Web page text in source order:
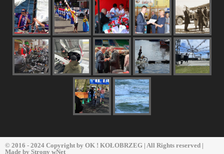
© 2016 - 2024 Copyright by OK ! KOŁOBRZEG | All Rights reserved |
Made by Strony wNet